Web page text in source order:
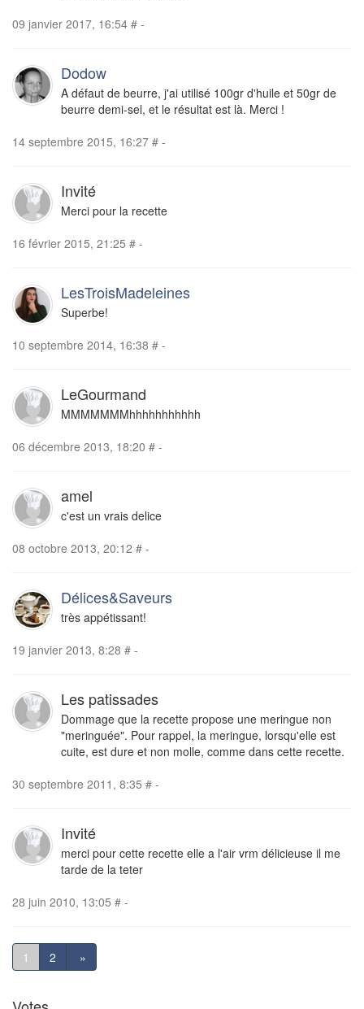
09 janvier 2017, 16:54 # -
Dodow
A défaut de beurre, j'ai utilisé 100gr d'huile et 50gr de
beurre demi-sel, et le résultat est là. Merci !
14 septembre 2015, 16:27 # -
Invité
Merci pour la recette
16 février 2015, 21:25 # -
LesTroisMadeleines
Superbe!
10 septembre 2014, 16:38 # -
LeGourmand
MMMMMMMhhhhhhhhhhh
06 décembre 2013, 18:20 # -
amel
c'est un vrais delice
08 octobre 2013, 20:12 # -
Délices&Saveurs
très appétissant!
19 janvier 2013, 8:28 # -
Les patissades
Dommage que la recette propose une meringue non
"meringuée". Pour rappel, la meringue, lorsqu'elle est
cuite, est dure et non molle, comme dans cette recette.
30 septembre 2011, 8:35 # -
Invité
merci pour cette recette elle a l'air vrm délicieuse il me
tarde de la teter
28 juin 2010, 13:05 # -
1 2 »